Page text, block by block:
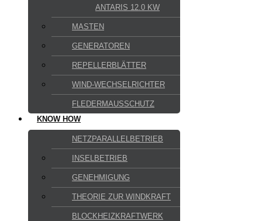
ANTARIS 12.0 KW
MASTEN
GENERATOREN
REPELLERBLÄTTER
WIND-WECHSELRICHTER
FLEDERMAUSSCHUTZ
KNOW HOW
NETZPARALLELBETRIEB
INSELBETRIEB
GENEHMIGUNG
THEORIE ZUR WINDKRAFT
BLOCKHEIZKRAFTWERK